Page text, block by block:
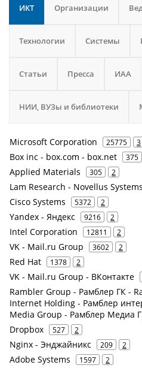
ИКТ Организации
Технологии Системы
Статьи Пресса ИАА
НИИ, ВУЗы и библиотеки
Microsoft Corporation 25775 3
Box inc - box.com - box.net 375
Applied Materials 305 2
Lam Research - Novellus Systems
Cisco Systems 5372 2
Yandex - Яндекс 9216 2
Intel Corporation 12811 2
VK - Mail.ru Group 3602 2
Red Hat 1378 2
VK - Mail.ru Group - ВКонтакте
Rambler Group - Рамблер ГК -
Internet Holding - Рамблер
Media Group - Рамблер Медиа
Dropbox 527 2
Nginx - Энджайникс 209 2
Adobe Systems 1597 2